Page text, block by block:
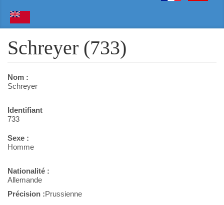
Schreyer (733)
Nom :
Schreyer
Identifiant
733
Sexe :
Homme
Nationalité :
Allemande
Précision :Prussienne